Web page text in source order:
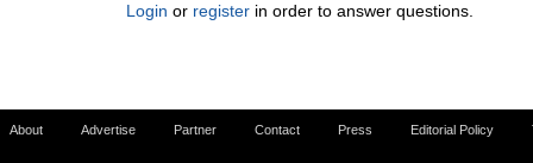
Login or register in order to answer questions.
About Advertise Partner Contact Press Editorial Policy